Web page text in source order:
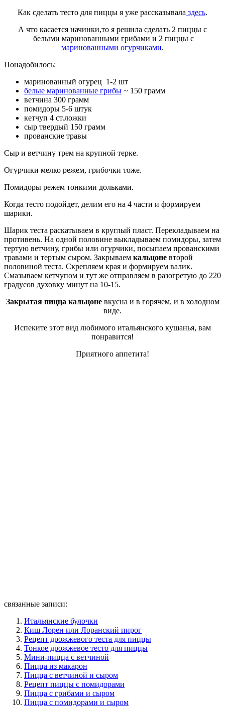
Как сделать тесто для пиццы я уже рассказывала здесь.
А что касается начинки,то я решила сделать 2 пиццы с
белыми маринованными грибами и 2 пиццы с
маринованными огурчиками.
Понадобилось:
маринованный огурец 1-2 шт
белые маринованные грибы ~ 150 грамм
ветчина 300 грамм
помидоры 5-6 штук
кетчуп 4 ст.ложки
сыр твердый 150 грамм
прованские травы
Сыр и ветчину трем на крупной терке.
Огурчики мелко режем, грибочки тоже.
Помидоры режем тонкими дольками.
Когда тесто подойдет, делим его на 4 части и формируем
шарики.
Шарик теста раскатываем в круглый пласт. Перекладываем на
противень. На одной половине выкладываем помидоры, затем
тертую ветчину, грибы или огурчики, посыпаем прованскими
травами и тертым сыром. Закрываем кальцоне второй
половиной теста. Скрепляем края и формируем валик.
Смазываем кетчупом и тут же отправляем в разогретую до 220
градусов духовку минут на 10-15.
Закрытая пицца кальцоне вкусна и в горячем, и в холодном
виде.
Испеките этот вид любимого итальянского кушанья, вам
понравится!
Приятного аппетита!
связанные записи:
Итальянские булочки
Киш Лорен или Лоранский пирог
Рецепт дрожжевого теста для пиццы
Тонкое дрожжевое тесто для пиццы
Мини-пицца с ветчиной
Пицца из макарон
Пицца с ветчиной и сыром
Рецепт пиццы с помидорами
Пицца с грибами и сыром
Пицца с помидорами и сыром